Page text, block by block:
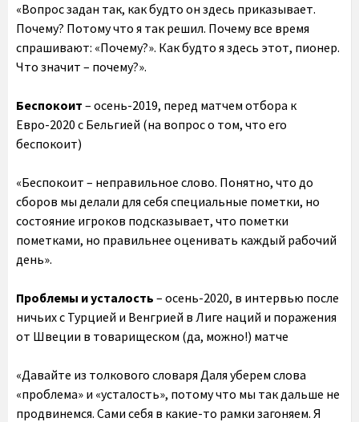
«Вопрос задан так, как будто он здесь приказывает.
Почему? Потому что я так решил. Почему все время
спрашивают: «Почему?». Как будто я здесь этот, пионер.
Что значит – почему?».
Беспокоит – осень-2019, перед матчем отбора к
Евро-2020 с Бельгией (на вопрос о том, что его
беспокоит)
«Беспокоит – неправильное слово. Понятно, что до
сборов мы делали для себя специальные пометки, но
состояние игроков подсказывает, что пометки
пометками, но правильнее оценивать каждый рабочий
день».
Проблемы и усталость – осень-2020, в интервью после
ничьих с Турцией и Венгрией в Лиге наций и поражения
от Швеции в товарищеском (да, можно!) матче
«Давайте из толкового словаря Даля уберем слова
«проблема» и «усталость», потому что мы так дальше не
продвинемся. Сами себя в какие-то рамки загоняем. Я